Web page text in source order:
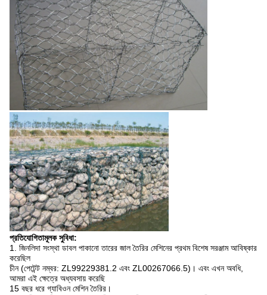
প্রতিযোগিতামূলক সুবিধা:
1. জিনলিদা সংস্থা ডাবল পাকানো তারের জাল তৈরির মেশিনের প্রথম বিশেষ সরঞ্জাম আবিষ্কার
করেছিল
চীন (পেটেন্ট নম্বর: ZL99229381.2 এবং ZL00267066.5)। এবং এখন অবধি,
আমরা এই ক্ষেত্রে অধ্যবসায় করেছি
15 বছর ধরে গ্যাবিওন মেশিন তৈরির।